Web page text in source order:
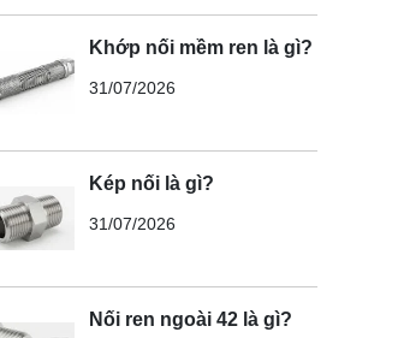
Khớp nối mềm ren là gì?
31/07/2026
Kép nối là gì?
31/07/2026
Nối ren ngoài 42 là gì?